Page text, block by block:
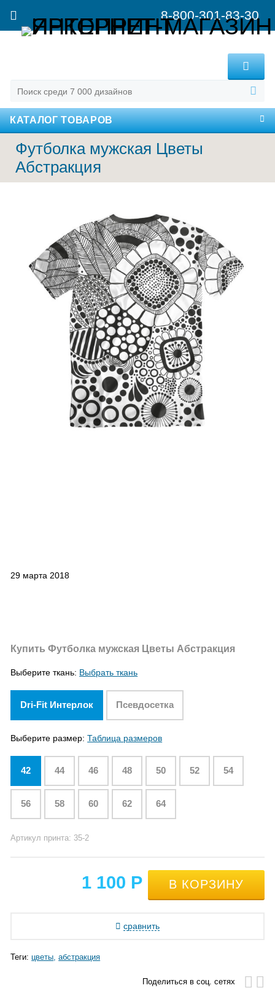
8-800-301-83-30
КАТАЛОГ ТОВАРОВ
Футболка мужская Цветы
Абстракция
29 марта 2018
Купить Футболка мужская Цветы Абстракция
Выберите ткань: Выбрать ткань
Dri-Fit Интерлок Псевдосетка
Выберите размер:Таблица размеров
42 44 46 48 50 52 54
56 58 60 62 64
Артикул принта: 35-2
1 100 Р
сравнить
Теги:цветы абстракция
Поделиться в соц. сетях